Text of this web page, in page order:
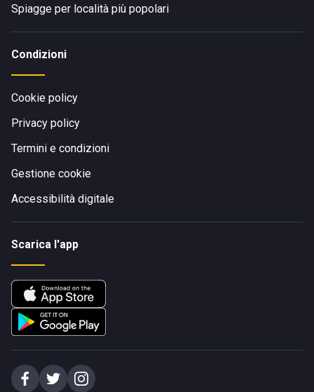
Spiagge per località più popolari
Condizioni
Cookie policy
Privacy policy
Termini e condizioni
Gestione cookie
Accessibilità digitale
Scarica l'app